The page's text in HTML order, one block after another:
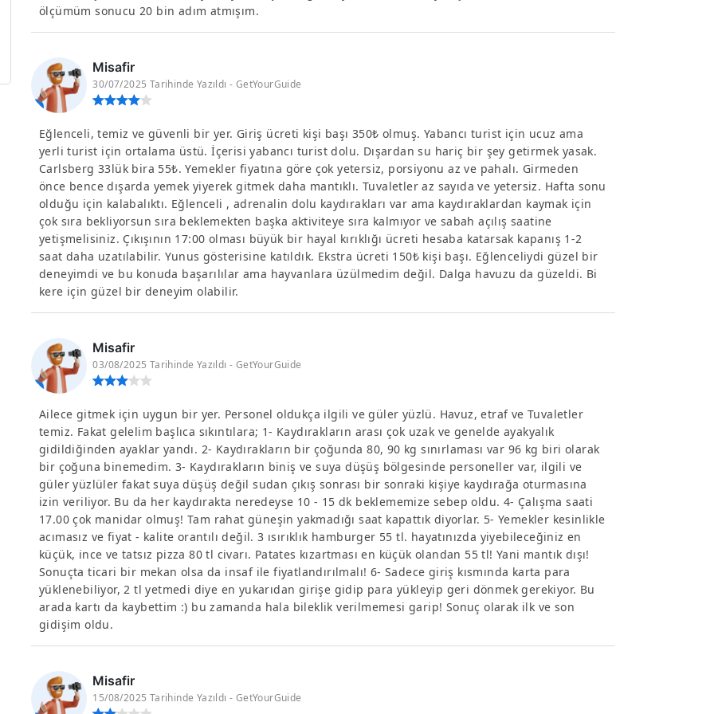
ölçümüm sonucu 20 bin adım atmışım.
Misafir
30/07/2025 Tarihinde Yazıldı - GetYourGuide
Eğlenceli, temiz ve güvenli bir yer. Giriş ücreti kişi başı 350₺ olmuş. Yabancı turist için ucuz ama
yerli turist için ortalama üstü. İçerisi yabancı turist dolu. Dışardan su hariç bir şey getirmek yasak.
Carlsberg 33lük bira 55₺. Yemekler fiyatına göre çok yetersiz, porsiyonu az ve pahalı. Girmeden
önce bence dışarda yemek yiyerek gitmek daha mantıklı. Tuvaletler az sayıda ve yetersiz. Hafta sonu
olduğu için kalabalıktı. Eğlenceli , adrenalin dolu kaydırakları var ama kaydıraklardan kaymak için
çok sıra bekliyorsun sıra beklemekten başka aktiviteye sıra kalmıyor ve sabah açılış saatine
yetişmelisiniz. Çıkışının 17:00 olması büyük bir hayal kırıklığı ücreti hesaba katarsak kapanış 1-2
saat daha uzatılabilir. Yunus gösterisine katıldık. Ekstra ücreti 150₺ kişi başı. Eğlenceliydi güzel bir
deneyimdi ve bu konuda başarılılar ama hayvanlara üzülmedim değil. Dalga havuzu da güzeldi. Bi
kere için güzel bir deneyim olabilir.
Misafir
03/08/2025 Tarihinde Yazıldı - GetYourGuide
Ailece gitmek için uygun bir yer. Personel oldukça ilgili ve güler yüzlü. Havuz, etraf ve Tuvaletler
temiz. Fakat gelelim başlıca sıkıntılara; 1- Kaydırakların arası çok uzak ve genelde ayakyalık
gidildiğinden ayaklar yandı. 2- Kaydırakların bir çoğunda 80, 90 kg sınırlaması var 96 kg biri olarak
bir çoğuna binemedim. 3- Kaydırakların biniş ve suya düşüş bölgesinde personeller var, ilgili ve
güler yüzlüler fakat suya düşüş değil sudan çıkış sonrası bir sonraki kişiye kaydırağa oturmasına
izin veriliyor. Bu da her kaydırakta neredeyse 10 - 15 dk beklememize sebep oldu. 4- Çalışma saati
17.00 çok manidar olmuş! Tam rahat güneşin yakmadığı saat kapattık diyorlar. 5- Yemekler kesinlikle
acımasız ve fiyat - kalite orantılı değil. 3 ısırıklık hamburger 55 tl. hayatınızda yiyebileceğiniz en
küçük, ince ve tatsız pizza 80 tl civarı. Patates kızartması en küçük olandan 55 tl! Yani mantık dışı!
Sonuçta ticari bir mekan olsa da insaf ile fiyatlandırılmalı! 6- Sadece giriş kısmında karta para
yüklenebiliyor, 2 tl yetmedi diye en yukarıdan girişe gidip para yükleyip geri dönmek gerekiyor. Bu
arada kartı da kaybettim :) bu zamanda hala bileklik verilmemesi garip! Sonuç olarak ilk ve son
gidişim oldu.
Misafir
15/08/2025 Tarihinde Yazıldı - GetYourGuide